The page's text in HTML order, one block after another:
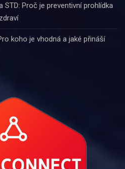
STD: Proč je preventivní prohlídka
koho je vhodná a jaké přináší